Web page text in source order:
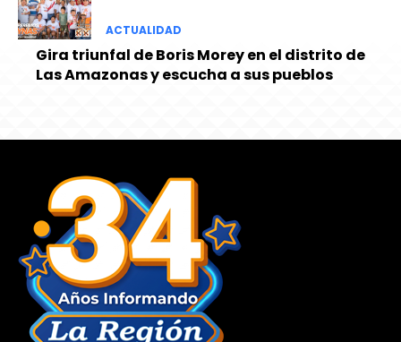
ACTUALIDAD
Gira triunfal de Boris Morey en el distrito de
Las Amazonas y escucha a sus pueblos